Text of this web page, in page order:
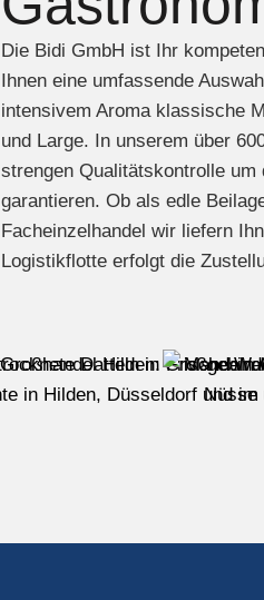
Die Bidi GmbH ist Ihr
Ihnen eine umfassende
intensivem Aroma klassische
und Large. In unserem über
strengen Qualitätskontrolle
garantieren. Ob als edle
Facheinzelhandel wir liefern
Logistikflotte erfolgt die